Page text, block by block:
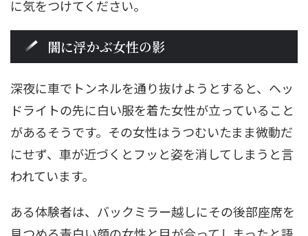
に気をつけてください。
闇に浮かぶ女性の影
深夜に車でトンネルを通り抜けようとすると、ヘッ
ドライトの先に白い服を着た女性が立っていること
があるそうです。その女性はうつむいたまま微動だ
にせず、車が近づくとフッと姿を消してしまうと言
われています。
ある体験者は、バックミラー越しにその後部座席を